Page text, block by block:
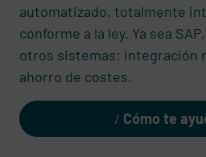
automatizado, totalmente
conforme a la ley. Ya sea
otros sistemas: integración
ahorro de costes.
Cómo te